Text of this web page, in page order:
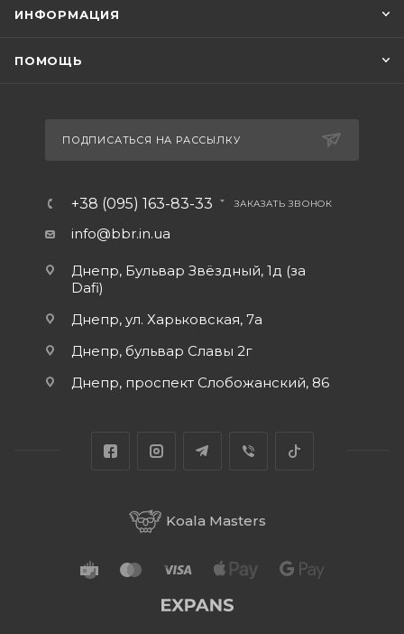
ИНФОРМАЦИЯ
ПОМОЩЬ
ПОДПИСАТЬСЯ НА РАССЫЛКУ
+38 (095) 163-83-33 ЗАКАЗАТЬ ЗВОНОК
info@bbr.in.ua
Днепр, Бульвар Звёздный, 1д (за
Dafi)
Днепр, ул. Харьковская, 7а
Днепр, бульвар Славы 2г
Днепр, проспект Слобожанский, 86
Koala Masters